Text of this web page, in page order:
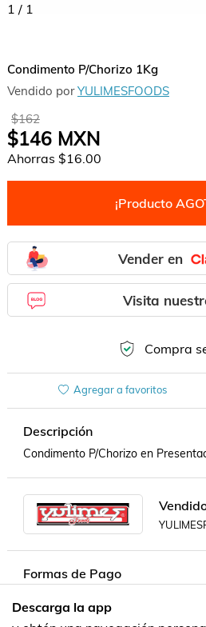
1 / 1
Condimento P/Chorizo 1Kg
Vendido porYULIMESFOODS
$162
$146MXN
Ahorras $16.00
¡Producto
Vender en
Visita
Compra
Agregar a favoritos
Descripción
Condimento P/Chorizo en
Formas de Pago
Descarga la app